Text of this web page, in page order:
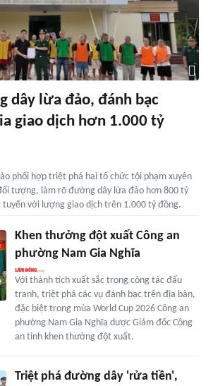
dây lừa đảo, đánh bạc
giao dịch hơn 1.000 tỷ
phối hợp triệt phá hai tổ chức tội phạm xuyên
tượng, làm rõ đường dây lừa đảo hơn 800 tỷ
với lượng giao dịch trên 1.000 tỷ đồng.
Khen thưởng đột xuất Công an
phường Nam Gia Nghĩa
Với thành tích xuất sắc trong công tác đấu
tranh, triệt phá các vụ đánh bạc trên địa bàn,
đặc biệt trong mùa World Cup 2026 Công an
phường Nam Gia Nghĩa dược Giám đốc Công
an tỉnh khen thưởng đột xuất.
Triệt phá đường dây 'rửa tiền',